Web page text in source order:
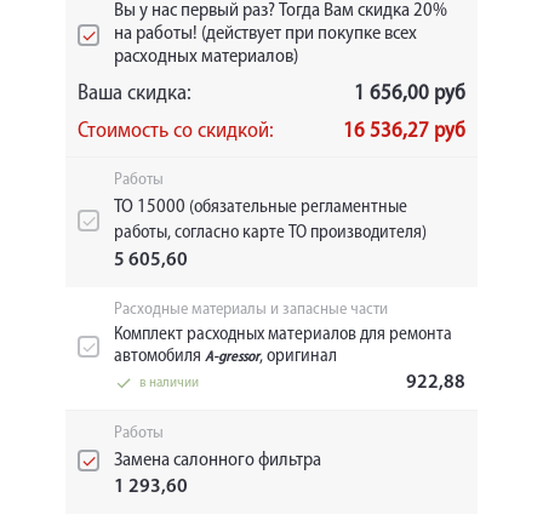
Вы у нас первый раз? Тогда Вам скидка 20%
на работы! (действует при покупке всех
расходных материалов)
Ваша скидка:
1 656,00 руб
Стоимость со скидкой:
16 536,27 руб
Работы
ТО 15000 (обязательные регламентные
работы, согласно карте ТО производителя)
5 605,60
Расходные материалы и запасные части
Комплект расходных материалов для ремонта
автомобиля A-gressor, оригинал
в наличии 922,88
Работы
Замена салонного фильтра
1 293,60